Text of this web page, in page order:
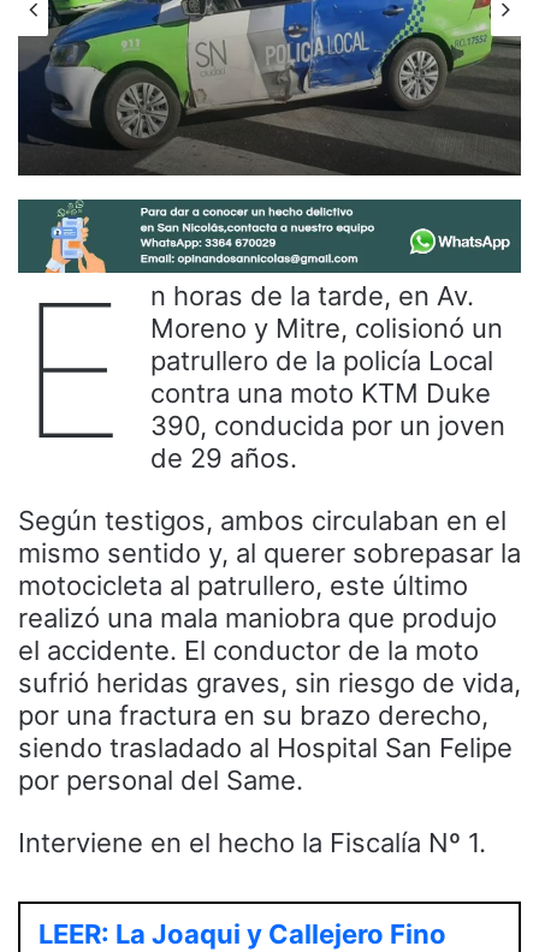
E
n horas de la tarde, en Av.
Moreno y Mitre, colisionó un
patrullero de la policía Local
contra una moto KTM Duke
390, conducida por un joven
de 29 años.
Según testigos, ambos circulaban en el
mismo sentido y, al querer sobrepasar la
motocicleta al patrullero, este último
realizó una mala maniobra que produjo
el accidente. El conductor de la moto
sufrió heridas graves, sin riesgo de vida,
por una fractura en su brazo derecho,
siendo trasladado al Hospital San Felipe
por personal del Same.
Interviene en el hecho la Fiscalía Nº 1.
LEER: La Joaqui y Callejero Fino